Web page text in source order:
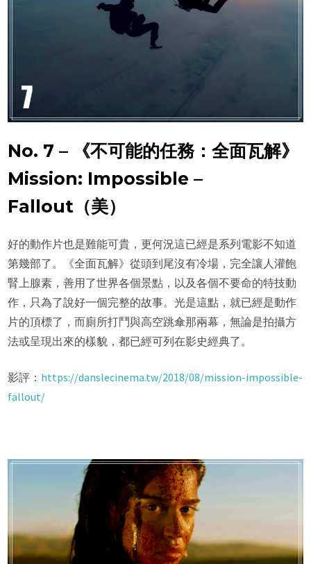
No. 7 – 《不可能的任務：全面瓦解》
Mission: Impossible –
Fallout（美）
好的動作片也是難能可貴，更何況這已經是系列電影不知道
第幾部了。《全面瓦解》從頭到尾沒有冷場，完全讓人灌飽
腎上腺素，善用了世界各個景點，以及各個不要命的特技動
作，只為了說好一個完整的故事。光是這點，就已經是動作
片的頂標了，而廁所打鬥與高空跳傘那兩幕，無論是拍攝方
法或呈現出來的樣貌，都已經可列在影史經典了。
影評： https://danslecinema.tw/2018/08/mission-impossible-
fallout/